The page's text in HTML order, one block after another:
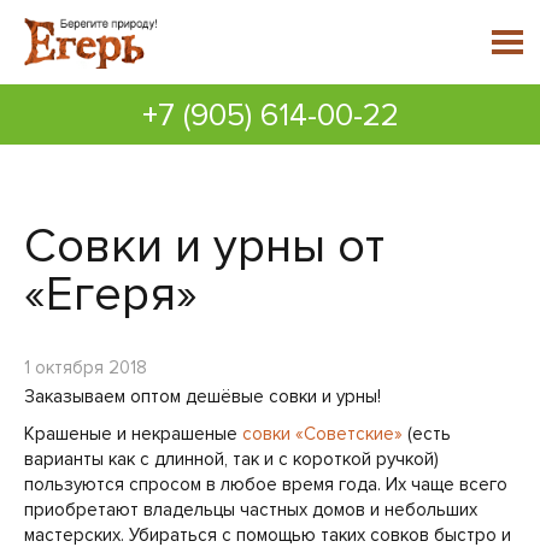
+7 (905) 614-00-22
Совки и урны от
«Егеря»
1 октября 2018
Заказываем оптом дешёвые совки и урны!
Крашеные и некрашеные совки «Советские» (есть
варианты как с длинной, так и с короткой ручкой)
пользуются спросом в любое время года. Их чаще всего
приобретают владельцы частных домов и небольших
мастерских. Убираться с помощью таких совков быстро и